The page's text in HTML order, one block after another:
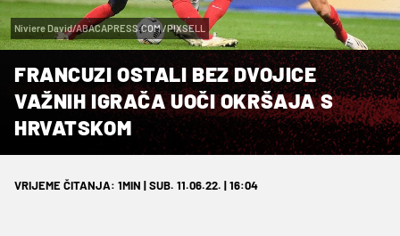
Niviere David/ABACAPRESS.COM /PIXSELL
FRANCUZI OSTALI BEZ DVOJICE
VAŽNIH IGRAČA UOČI OKRŠAJA S
HRVATSKOM
VRIJEME ČITANJA: 1MIN | SUB. 11.06.22. | 16:04